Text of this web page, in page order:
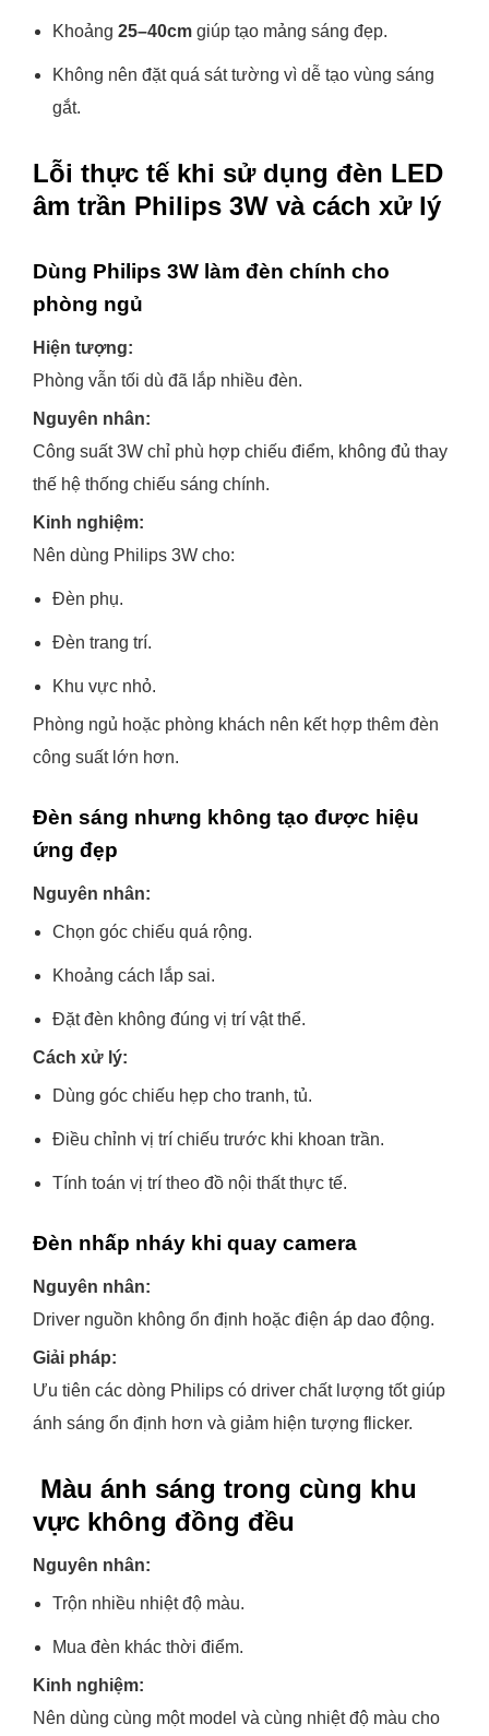
Khoảng 25–40cm giúp tạo mảng sáng đẹp.
Không nên đặt quá sát tường vì dễ tạo vùng sáng
gắt.
Lỗi thực tế khi sử dụng đèn LED
âm trần Philips 3W và cách xử lý
Dùng Philips 3W làm đèn chính cho
phòng ngủ
Hiện tượng:
Phòng vẫn tối dù đã lắp nhiều đèn.
Nguyên nhân:
Công suất 3W chỉ phù hợp chiếu điểm, không đủ thay
thế hệ thống chiếu sáng chính.
Kinh nghiệm:
Nên dùng Philips 3W cho:
Đèn phụ.
Đèn trang trí.
Khu vực nhỏ.
Phòng ngủ hoặc phòng khách nên kết hợp thêm đèn
công suất lớn hơn.
Đèn sáng nhưng không tạo được hiệu
ứng đẹp
Nguyên nhân:
Chọn góc chiếu quá rộng.
Khoảng cách lắp sai.
Đặt đèn không đúng vị trí vật thể.
Cách xử lý:
Dùng góc chiếu hẹp cho tranh, tủ.
Điều chỉnh vị trí chiếu trước khi khoan trần.
Tính toán vị trí theo đồ nội thất thực tế.
Đèn nhấp nháy khi quay camera
Nguyên nhân:
Driver nguồn không ổn định hoặc điện áp dao động.
Giải pháp:
Ưu tiên các dòng Philips có driver chất lượng tốt giúp
ánh sáng ổn định hơn và giảm hiện tượng flicker.
Màu ánh sáng trong cùng khu
vực không đồng đều
Nguyên nhân:
Trộn nhiều nhiệt độ màu.
Mua đèn khác thời điểm.
Kinh nghiệm:
Nên dùng cùng một model và cùng nhiệt độ màu cho